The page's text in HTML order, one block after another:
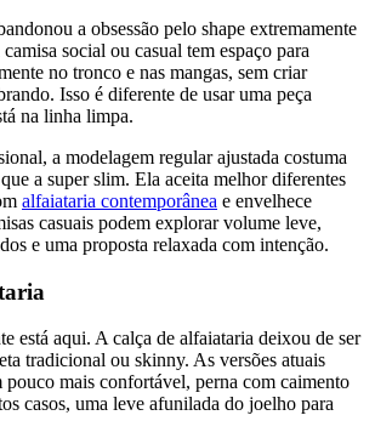
a obsessão pelo shape extremamente
social ou casual tem espaço para
no tronco e nas mangas, sem criar
Isso é diferente de usar uma peça
na linha limpa.
a modelagem regular ajustada costuma
a super slim. Ela aceita melhor diferentes
alfaiataria contemporânea e envelhece
casuais podem explorar volume leve,
e uma proposta relaxada com intenção.
está aqui. A calça de alfaiataria deixou de ser
tradicional ou skinny. As versões atuais
pouco mais confortável, perna com caimento
casos, uma leve afunilada do joelho para